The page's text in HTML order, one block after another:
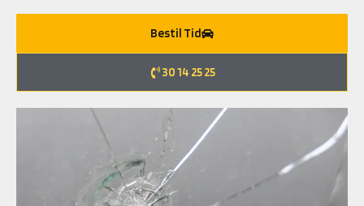
Bestil Tid
30 14 25 25